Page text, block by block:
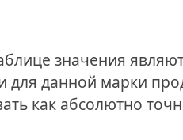
значения
данной марки
как абсолютно